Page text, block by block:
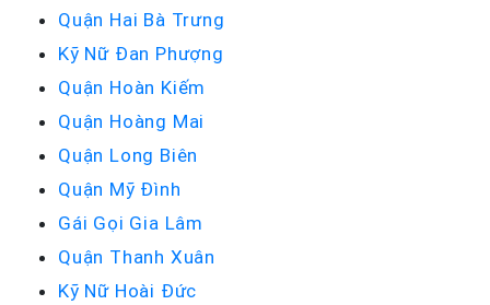
Quận Hai Bà Trưng
Kỹ Nữ Đan Phượng
Quận Hoàn Kiếm
Quận Hoàng Mai
Quận Long Biên
Quận Mỹ Đình
Gái Gọi Gia Lâm
Quận Thanh Xuân
Kỹ Nữ Hoài Đức